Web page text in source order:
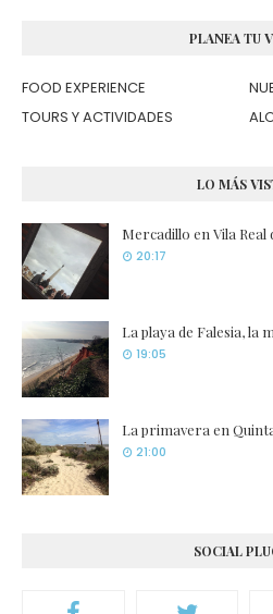
PLANEA TU
FOOD EXPERIENCE
TOURS Y ACTIVIDADES
LO MÁS
Mercadillo en Vila
20:17
La playa de Falesia, la
19:05
La primavera en
21:00
SOCIAL